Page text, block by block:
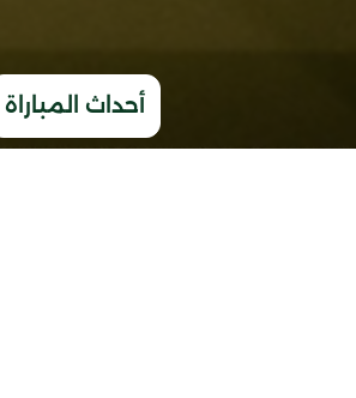
أحداث المباراة